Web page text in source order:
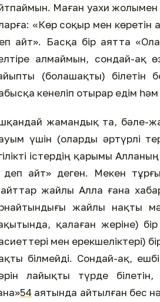
Маған уахи
«Көр соқыр мен көретін
айт». Басқа бір аятта
алмаймын, сондай-ақ
(болашақты)
кенеліп отырар едім
жамандық та, бәле-
үшін (оларды әртүрлі
істердің қарымы
деп айт» деген. Мекен
жайлы Алла ғана
жайлы нақты
қалаған жеріне)
мен ерекшеліктері)
білмейді. Сондай-ақ,
лайықты түрде
54 аятында айтылған бес